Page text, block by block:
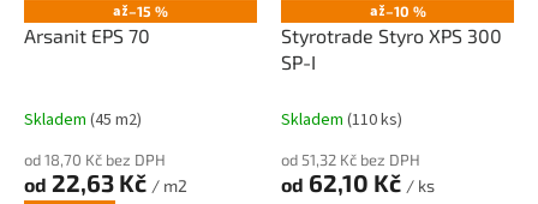
až–15 %
Arsanit EPS 70
Skladem (45 m2)
od 18,70 Kč bez DPH
od 22,63 Kč / m2
až–10 %
Styrotrade Styro XPS 300
SP-I
Skladem (110 ks)
od 51,32 Kč bez DPH
od 62,10 Kč / ks